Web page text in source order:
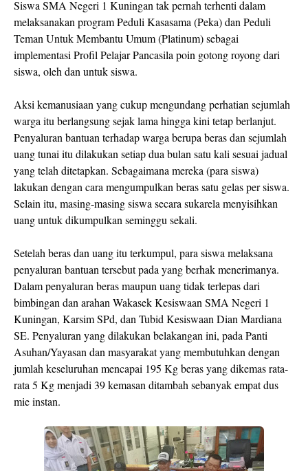
Siswa SMA Negeri 1 Kuningan tak pernah terhenti dalam
melaksanakan program Peduli Kasasama (Peka) dan Peduli
Teman Untuk Membantu Umum (Platinum) sebagai
implementasi Profil Pelajar Pancasila poin gotong royong dari
siswa, oleh dan untuk siswa.
Aksi kemanusiaan yang cukup mengundang perhatian sejumlah
warga itu berlangsung sejak lama hingga kini tetap berlanjut.
Penyaluran bantuan terhadap warga berupa beras dan sejumlah
uang tunai itu dilakukan setiap dua bulan satu kali sesuai jadual
yang telah ditetapkan. Sebagaimana mereka (para siswa)
lakukan dengan cara mengumpulkan beras satu gelas per siswa.
Selain itu, masing-masing siswa secara sukarela menyisihkan
uang untuk dikumpulkan seminggu sekali.
Setelah beras dan uang itu terkumpul, para siswa melaksana
penyaluran bantuan tersebut pada yang berhak menerimanya.
Dalam penyaluran beras maupun uang tidak terlepas dari
bimbingan dan arahan Wakasek Kesiswaan SMA Negeri 1
Kuningan, Karsim SPd, dan Tubid Kesiswaan Dian Mardiana
SE. Penyaluran yang dilakukan belakangan ini, pada Panti
Asuhan/Yayasan dan masyarakat yang membutuhkan dengan
jumlah keseluruhan mencapai 195 Kg beras yang dikemas rata-
rata 5 Kg menjadi 39 kemasan ditambah sebanyak empat dus
mie instan.